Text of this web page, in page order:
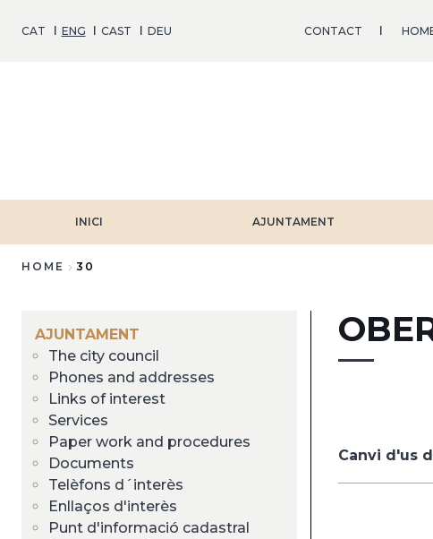
CAT ENG CAST DEU CONTACT
INICI AJUNTAMENT
HOME 30
AJUNTAMENT
The city council
Phones and addresses
Links of interest
Services
Paper work and procedures
Documents
Telèfons d´interès
Enllaços d'interès
Punt d'informació cadastral
Canvi d'us